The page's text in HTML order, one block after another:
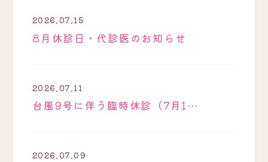
2026.07.15
8月休診日・代診医のお知らせ
2026.07.11
台風9号に伴う臨時休診（7月1…
2026.07.09